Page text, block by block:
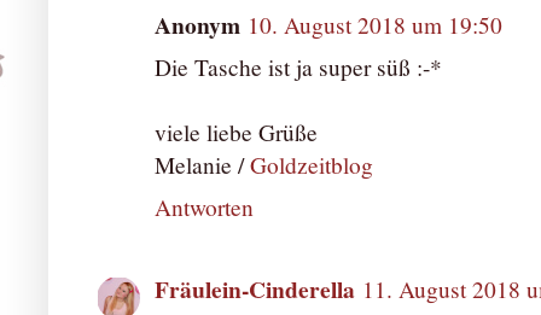
Anonym 10. August 2018 um 19:50
Die Tasche ist ja super süß :-*
viele liebe Grüße
Melanie /Goldzeitblog
Antworten
Fräulein-Cinderella 11. August 2018